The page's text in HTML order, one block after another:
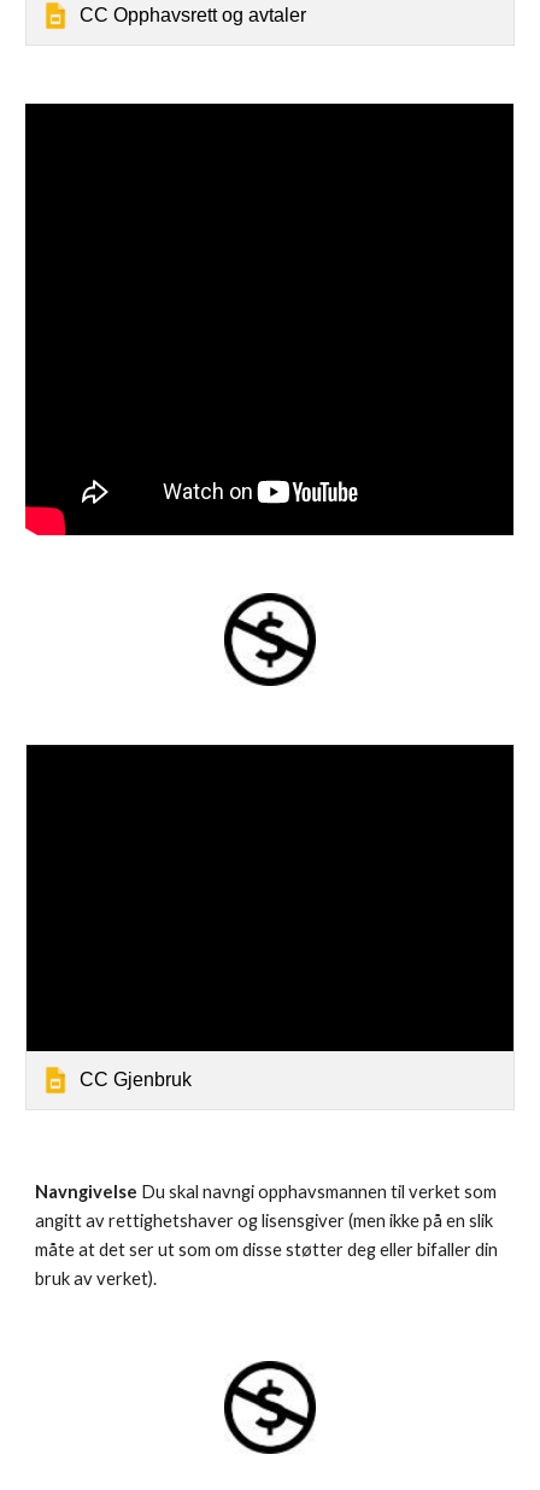
CC Opphavsrett og avtaler
CC Gjenbruk
Navngivelse Du skal navngi opphavsmannen til verket som
angitt av rettighetshaver og lisensgiver (men ikke på en slik
måte at det ser ut som om disse støtter deg eller bifaller din
bruk av verket).